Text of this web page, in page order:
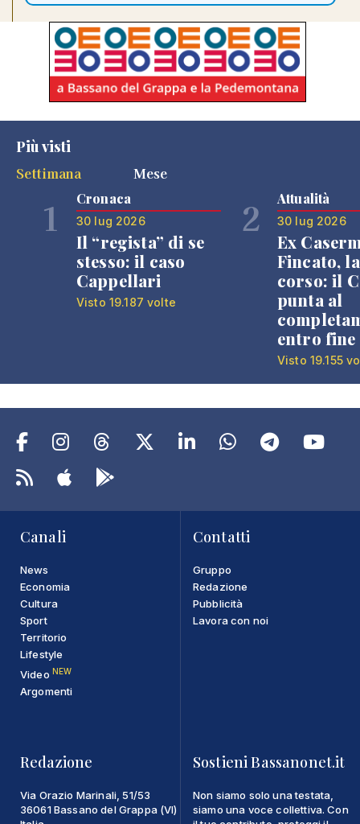
Più visti
Settimana
Mese
1 Cronaca
30 lug 2026
Il “regista” di se
stesso: il caso
Cappellari
Visto 19.187 volte
2 Attualità
30 lug 2026
Ex
Fincato,
corso: il
punta al
entro fine
Visto 19.155
Canali
News
Economia
Cultura
Sport
Territorio
Lifestyle
Video NEW
Argomenti
Contatti
Gruppo
Redazione
Pubblicità
Lavora con noi
Redazione
Via Orazio Marinali, 51/53
36061 Bassano del Grappa (VI)
Sostieni Bassanonet.it
Non siamo solo una testata,
siamo una voce collettiva. Con